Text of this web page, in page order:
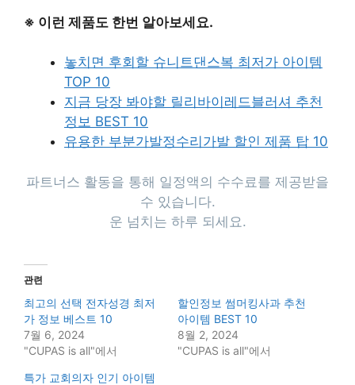
※ 이런 제품도 한번 알아보세요.
놓치면 후회할 슈니트댄스복 최저가 아이템
TOP 10
지금 당장 봐야할 릴리바이레드블러셔 추천
정보 BEST 10
유용한 부분가발정수리가발 할인 제품 탑 10
파트너스 활동을 통해 일정액의 수수료를 제공받을
수 있습니다.
운 넘치는 하루 되세요.
관련
최고의 선택 전자성경 최저
가 정보 베스트 10
7월 6, 2024
"CUPAS is all"에서
할인정보 썸머킹사과 추천
아이템 BEST 10
8월 2, 2024
"CUPAS is all"에서
특가 교회의자 인기 아이템